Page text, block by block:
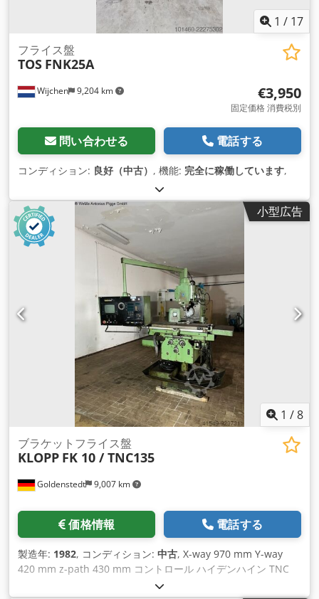
1 / 17
Wijchen 9,204 km
フライス盤
TOS FNK25A
€3,950
固定価格 消費税別
問い合わせる 電話する
コンディション: 良好（中古） , 機能: 完全に稼働しています,
小型広告
1 /8
Goldenstedt 9,007 km
ブラケットフライス盤
KLOPP FK 10 / TNC135
価格情報 電話する
製造年: 1982, コンディション: 中古, X-way 970 mm Y-way
420 mm z-path 430 mm コントロール ハイデンハイン TNC
135 スピードステップ12 回転数 31,5-1400rpm 送り範囲 - 縦